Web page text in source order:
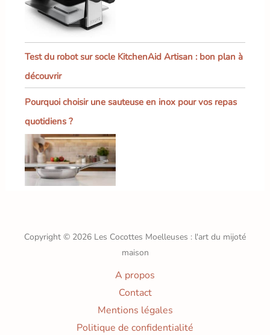
Test du robot sur socle KitchenAid Artisan : bon plan à
découvrir
Pourquoi choisir une sauteuse en inox pour vos repas
quotidiens ?
Copyright © 2026 Les Cocottes Moelleuses : l'art du mijoté
maison
A propos
Contact
Mentions légales
Politique de confidentialité